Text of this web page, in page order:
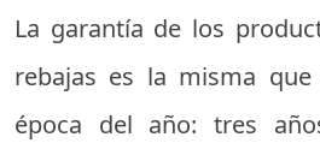
La garantía de los
rebajas es la misma
época del año: tres